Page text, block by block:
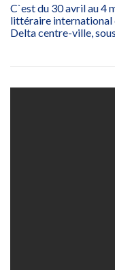
C`est du 30 avril au 4
littéraire
Delta centre-ville, sous